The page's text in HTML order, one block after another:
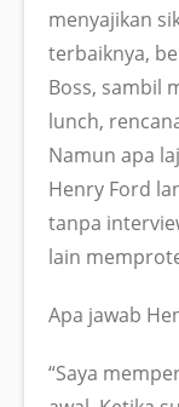
menyajikan
terbaiknya,
Boss, sambil
lunch,
Namun apa
Henry Ford
tanpa
lain
Apa jawab
“Saya